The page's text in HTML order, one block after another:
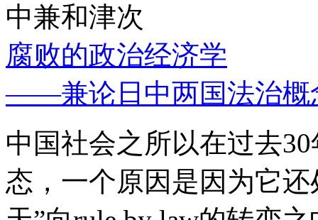
中兼和津次
腐败的政治经济学
——兼论日中两国法治概
中国社会之所以在过去
态，一个原因是因为它